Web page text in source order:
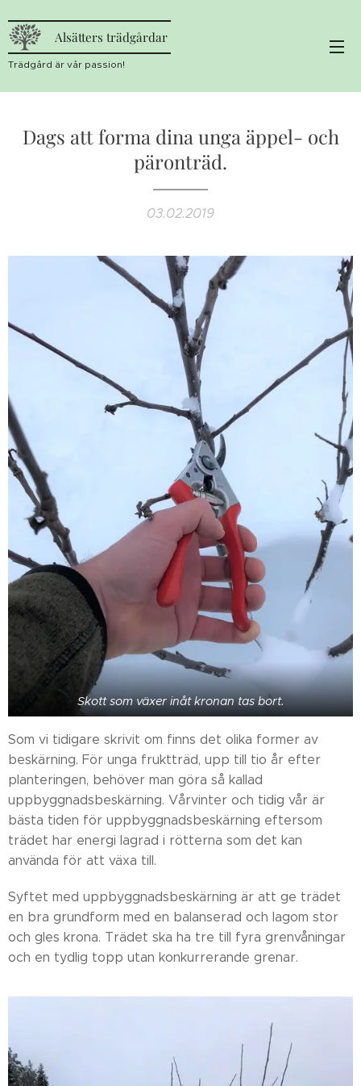
Alsätters trädgårdar
Trädgård är vår passion!
Dags att forma dina unga äppel- och
päronträd.
03.02.2019
Skott som växer inåt kronan tas bort.
Som vi tidigare skrivit om finns det olika former av
beskärning. För unga fruktträd, upp till tio år efter
planteringen, behöver man göra så kallad
uppbyggnadsbeskärning. Vårvinter och tidig vår är
bästa tiden för uppbyggnadsbeskärning eftersom
trädet har energi lagrad i rötterna som det kan
använda för att växa till.
Syftet med uppbyggnadsbeskärning är att ge trädet
en bra grundform med en balanserad och lagom stor
och gles krona. Trädet ska ha tre till fyra grenvåningar
och en tydlig topp utan konkurrerande grenar.